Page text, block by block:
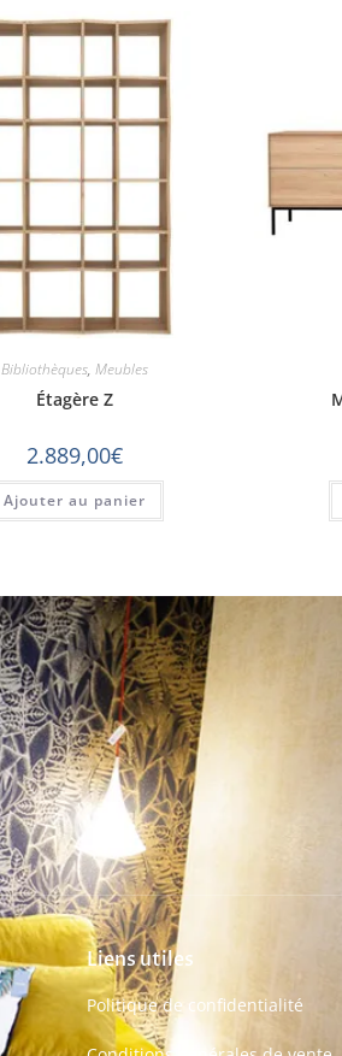
Bibliothèques,Meubles
Étagère Z
2.889,00€
Ajouter au panier
Liens utiles
Politique de confidentialité